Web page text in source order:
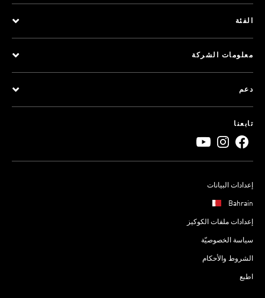
الفئة
معلومات الشركة
دعم
تابعنا
إعدادات البيانات
Bahrain
إعدادات ملفات الكوكيز
سياسة الخصوصيّة
الشروط والأحكام
اطبع